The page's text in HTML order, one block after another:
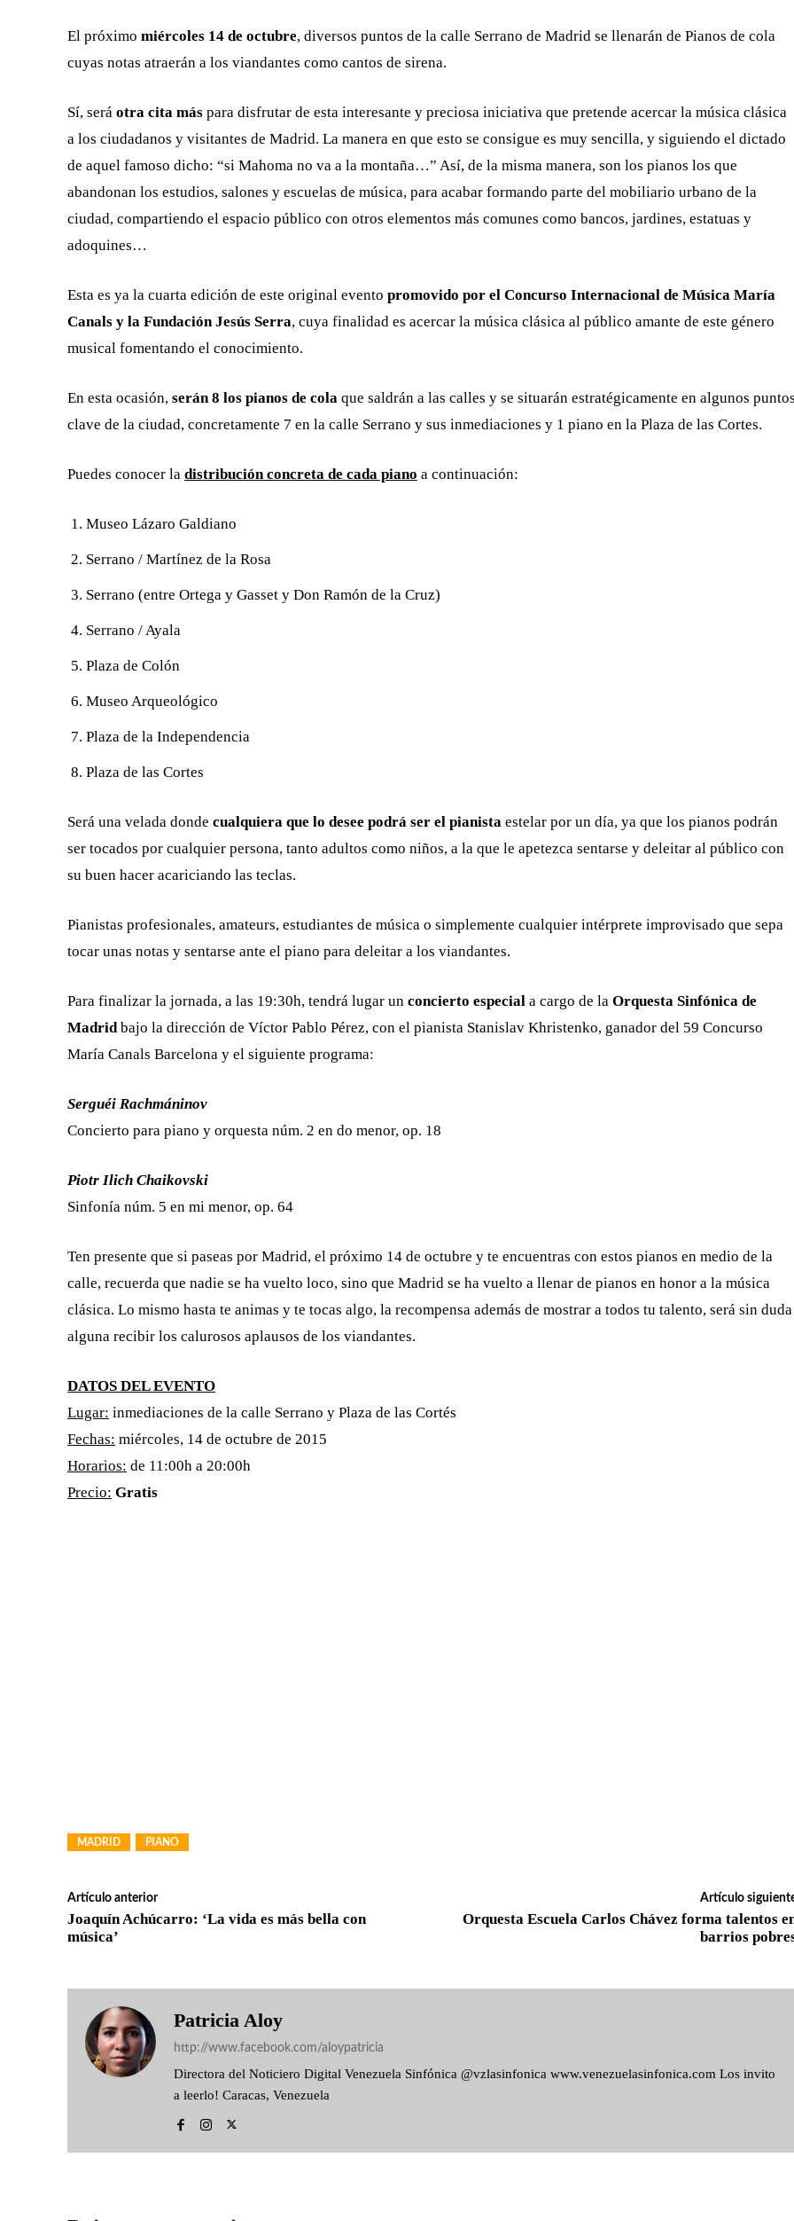
El próximo miércoles 14 de octubre, diversos puntos de la calle Serrano de Madrid se llenarán de Pianos de cola
cuyas notas atraerán a los viandantes como cantos de sirena.
Sí, será otra cita más para disfrutar de esta interesante y preciosa iniciativa que pretende acercar la música clásica
a los ciudadanos y visitantes de Madrid. La manera en que esto se consigue es muy sencilla, y siguiendo el dictado
de aquel famoso dicho: “si Mahoma no va a la montaña…” Así, de la misma manera, son los pianos los que
abandonan los estudios, salones y escuelas de música, para acabar formando parte del mobiliario urbano de la
ciudad, compartiendo el espacio público con otros elementos más comunes como bancos, jardines, estatuas y
adoquines…
Esta es ya la cuarta edición de este original evento promovido por el Concurso Internacional de Música María
Canals y la Fundación Jesús Serra, cuya finalidad es acercar la música clásica al público amante de este género
musical fomentando el conocimiento.
En esta ocasión, serán 8 los pianos de cola que saldrán a las calles y se situarán estratégicamente en algunos
clave de la ciudad, concretamente 7 en la calle Serrano y sus inmediaciones y 1 piano en la Plaza de las Cortes.
Puedes conocer la distribución concreta de cada piano a continuación:
Museo Lázaro Galdiano
Serrano / Martínez de la Rosa
Serrano (entre Ortega y Gasset y Don Ramón de la Cruz)
Serrano / Ayala
Plaza de Colón
Museo Arqueológico
Plaza de la Independencia
Plaza de las Cortes
Será una velada donde cualquiera que lo desee podrá ser el pianista estelar por un día, ya que los pianos podrán
ser tocados por cualquier persona, tanto adultos como niños, a la que le apetezca sentarse y deleitar al público con
su buen hacer acariciando las teclas.
Pianistas profesionales, amateurs, estudiantes de música o simplemente cualquier intérprete improvisado que sepa
tocar unas notas y sentarse ante el piano para deleitar a los viandantes.
Para finalizar la jornada, a las 19:30h, tendrá lugar un concierto especial a cargo de la Orquesta Sinfónica de
Madridbajo la dirección de Víctor Pablo Pérez, con el pianista Stanislav Khristenko, ganador del 59 Concurso
María Canals Barcelona y el siguiente programa:
Serguéi Rachmáninov
Concierto para piano y orquesta núm. 2 en do menor, op. 18
Piotr Ilich Chaikovski
Sinfonía núm. 5 en mi menor, op. 64
Ten presente que si paseas por Madrid, el próximo 14 de octubre y te encuentras con estos pianos en medio de la
calle, recuerda que nadie se ha vuelto loco, sino que Madrid se ha vuelto a llenar de pianos en honor a la música
clásica. Lo mismo hasta te animas y te tocas algo, la recompensa además de mostrar a todos tu talento, será sin duda
alguna recibir los calurosos aplausos de los viandantes.
DATOS DEL EVENTO
Lugar: inmediaciones de la calle Serrano y Plaza de las Cortés
Fechas: miércoles, 14 de octubre de 2015
Horarios: de 11:00h a 20:00h
Precio: Gratis
MADRID PIANO
Artículo anterior
Joaquín Achúcarro: ‘La vida es más bella con
música’
Artículo
Orquesta Escuela Carlos Chávez forma talentos
barrios
Patricia Aloy
http://www.facebook.com/aloypatricia
Directora del Noticiero Digital Venezuela Sinfónica @vzlasinfonica www.venezuelasinfonica.com Los invito
a leerlo! Caracas, Venezuela